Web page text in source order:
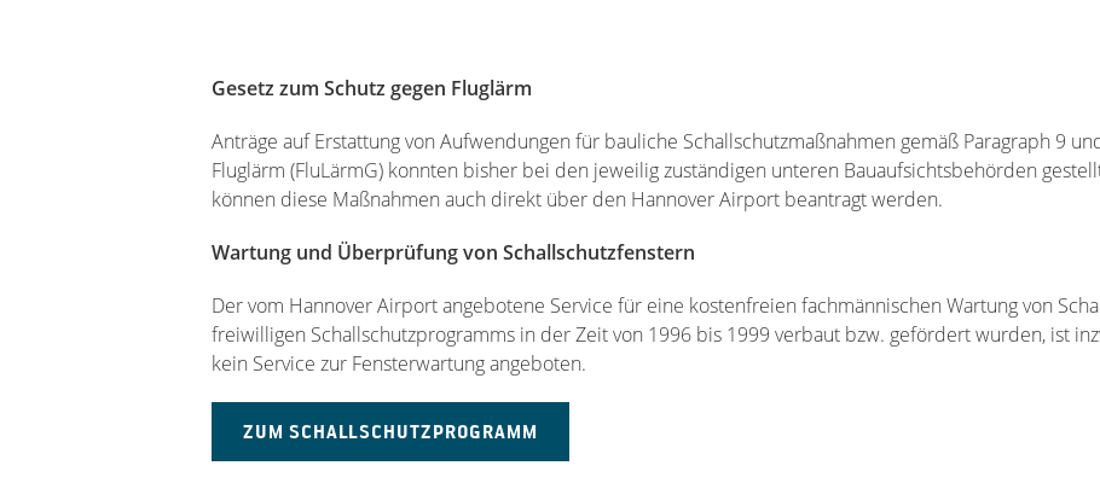
Gesetz zum Schutz gegen Fluglärm
Anträge auf Erstattung von Aufwendungen für bauliche Schallschutzmaßnahmen gemäß Paragraph 9
Fluglärm (FluLärmG) konnten bisher bei den jeweilig zuständigen unteren Bauaufsichtsbehörden
können diese Maßnahmen auch direkt über den Hannover Airport beantragt werden.
Wartung und Überprüfung von Schallschutzfenstern
Der vom Hannover Airport angebotene Service für eine kostenfreien fachmännischen Wartung von
freiwilligen Schallschutzprogramms in der Zeit von 1996 bis 1999 verbaut bzw. gefördert wurden, ist
kein Service zur Fensterwartung angeboten.
ZUM SCHALLSCHUTZPROGRAMM